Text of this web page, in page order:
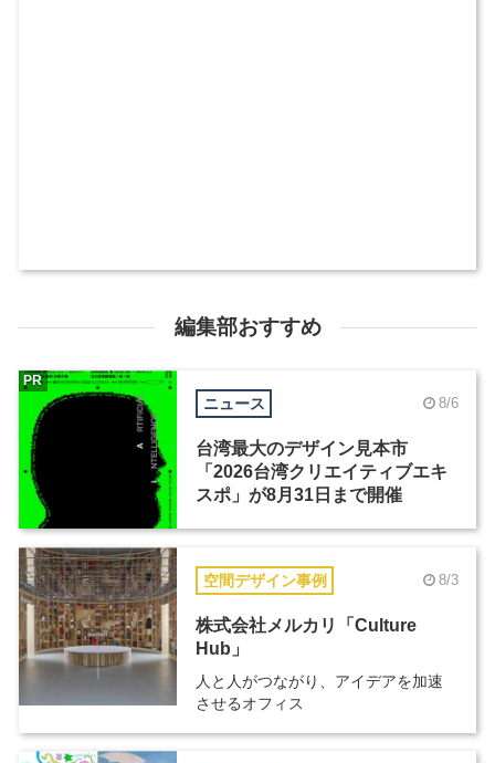
編集部おすすめ
ニュース 8/6
台湾最大のデザイン見本市
「2026台湾クリエイティブエキ
スポ」が8月31日まで開催
PR
空間デザイン事例 8/3
株式会社メルカリ「Culture
Hub」
人と人がつながり、アイデアを加速
させるオフィス